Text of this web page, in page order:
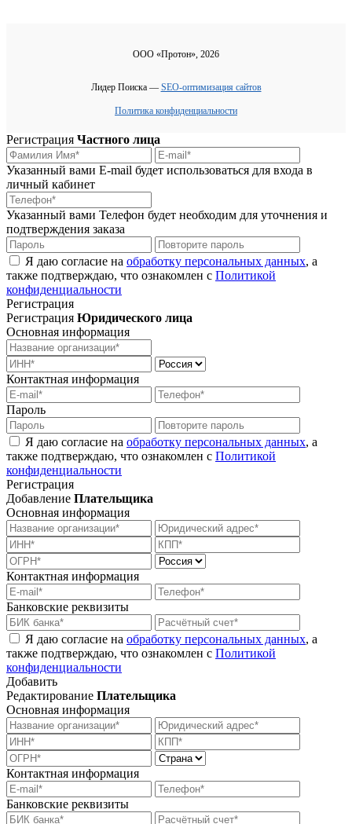
ООО «Протон», 2026
Лидер Поиска — SEO-оптимизация сайтов
Политика конфиденциальности
Регистрация Частного лица
Указанный вами E-mail будет использоваться для входа в
личный кабинет
Указанный вами Телефон будет необходим для уточнения и
подтверждения заказа
Я даю согласие на обработку персональных данных, а
также подтверждаю, что ознакомлен с Политикой
конфиденциальности
Регистрация
Регистрация Юридического лица
Основная информация
Контактная информация
Пароль
Я даю согласие на обработку персональных данных, а
также подтверждаю, что ознакомлен с Политикой
конфиденциальности
Регистрация
Добавление Плательщика
Основная информация
Контактная информация
Банковские реквизиты
Я даю согласие на обработку персональных данных, а
также подтверждаю, что ознакомлен с Политикой
конфиденциальности
Добавить
Редактирование Плательщика
Основная информация
Контактная информация
Банковские реквизиты